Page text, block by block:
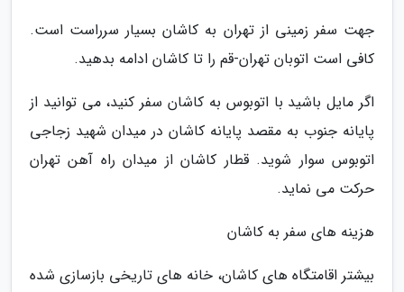
جهت سفر زمینی از تهران به کاشان بسیار سرراست است.
کافی است اتوبان تهران-قم را تا کاشان ادامه بدهید.
اگر مایل باشید با اتوبوس به کاشان سفر کنید، می توانید از
پایانه جنوب به مقصد پایانه کاشان در میدان شهید زجاجی
اتوبوس سوار شوید. قطار کاشان از میدان راه آهن تهران
حرکت می نماید.
هزینه های سفر به کاشان
بیشتر اقامتگاه های کاشان، خانه های تاریخی بازسازی شده